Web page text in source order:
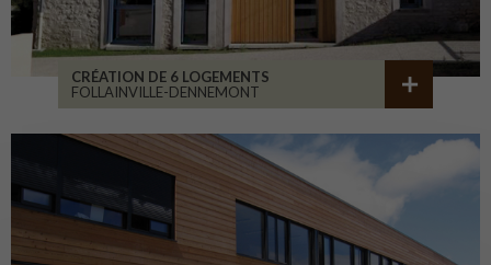
CRÉATION DE 6 LOGEMENTS
FOLLAINVILLE-DENNEMONT